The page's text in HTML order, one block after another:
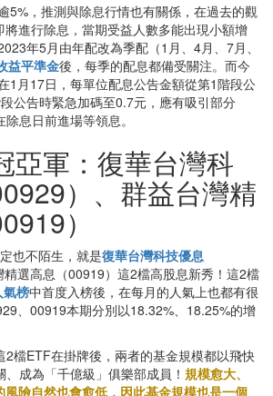
5%，推測與除息行情也有關係，在過去的觀
進行除息，當期受益人數多能出現小額增
年5月由年配改為季配（1月、4月、7月、
益平準金後，每季的配息都備受關注。而今
1月17日，每單位配息公告金額從第1階段公
公告時緊急加碼至0.7元，應有吸引部分
息日前進場等領息。
亞軍：復華台灣科
）、群益台灣精
）
也不陌生，就是復華台灣科技優息
精選高息（00919）這2檔高股息新秀！這2檔
氣榜中首度入榜後，在每月的人氣上也都有很
、00919本期分別以18.32%、18.25%的增
2檔ETF在掛牌後，兩者的基金規模都以飛快
成為「千億級」俱樂部成員！ 規模愈大、
險自然也會愈低，因此基金規模也是一個